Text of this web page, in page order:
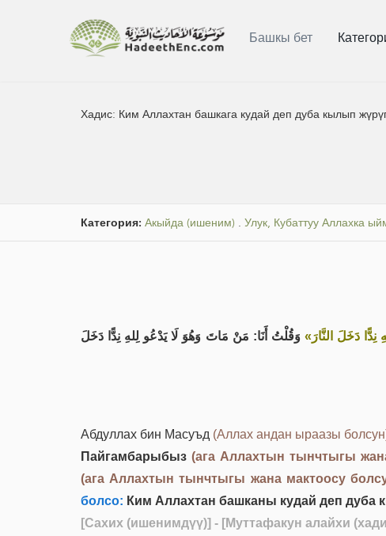
Башкы бет
Хадис: Ким Аллахтан башкага кудай деп дуба кылып
Категория: Акыйда (ишеним) . Улук, Кубаттуу Аллахка
دَخَلَ النَّارَ» وَقُلْتُ أَنَا: مَنْ مَاتَ وَهُوَ لَا يَدْعُو لِلهِ نِدًّا دَخَلَ
Абдуллах бин Масуъд (Аллах андан ыраазы
Пайгамбарыбыз (ага Аллахтын тынчтыгы
(ага Аллахтын тынчтыгы жана мактоосу
болсо: Ким Аллахтан башканы кудай деп дуба
[Сахих (ишенимдүү)] - [Муттафакун алайхи